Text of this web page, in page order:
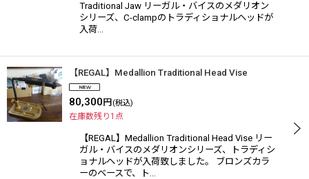
Traditional Jaw リーガル・バイスのメダリオン
シリーズ、C-clampのトラディショナルヘッドが
入荷…
【REGAL】Medallion Traditional Head Vise
80,300 円 (税込)
在庫数残り1点
【REGAL】Medallion Traditional Head Vise リー
ガル・バイスのメダリオンシリーズ、トラディシ
ョナルヘッドが入荷致しました。 ブロンズカラ
ーのベースで、ト…